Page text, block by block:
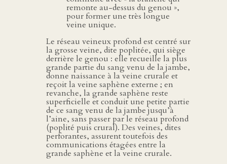
remonte au-dessus du genou »,
pour former une très longue
veine unique.
Le réseau veineux profond est centré sur
la grosse veine, dite poplitée, qui siège
derrière le genou : elle recueille la plus
grande partie du sang venu de la jambe,
donne naissance à la veine crurale et
reçoit la veine saphène externe ; en
revanche, la grande saphène reste
superficielle et conduit une petite partie
de ce sang venu de la jambe jusqu’à
l’aine, sans passer par le réseau profond
(poplité puis crural). Des veines, dites
perforantes, assurent toutefois des
communications étagées entre la
grande saphène et la veine crurale.